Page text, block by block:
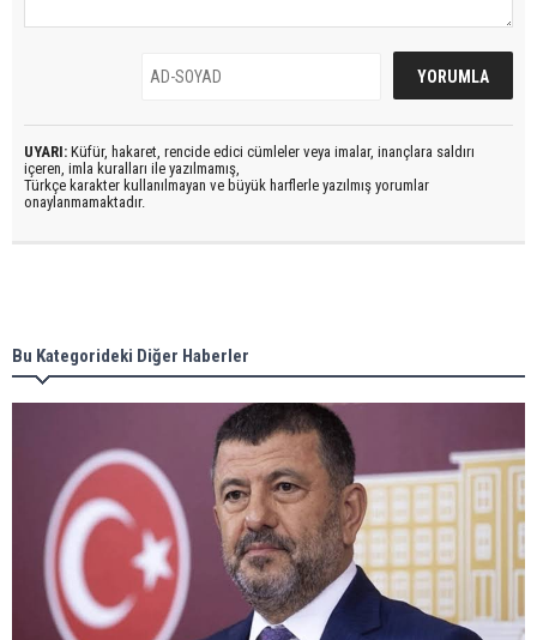
UYARI: Küfür, hakaret, rencide edici cümleler veya imalar, inançlara saldırı
içeren, imla kuralları ile yazılmamış,
Türkçe karakter kullanılmayan ve büyük harflerle yazılmış yorumlar
onaylanmamaktadır.
Bu Kategorideki Diğer Haberler